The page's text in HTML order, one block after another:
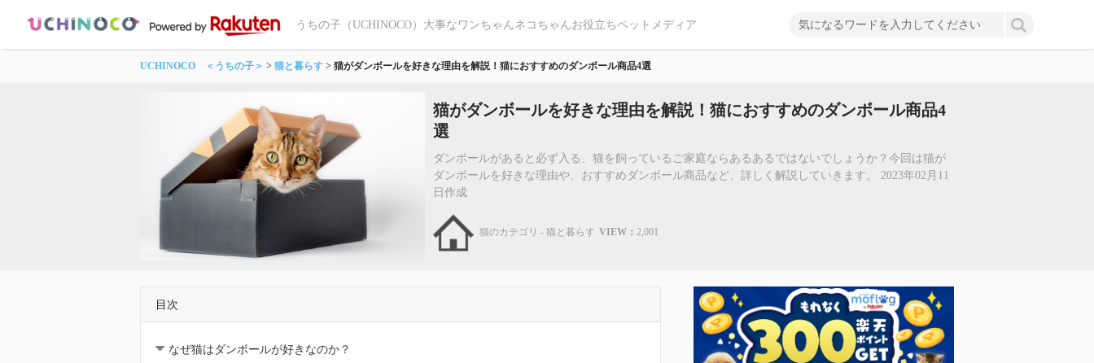
うちの子（UCHINOCO）大事なワンちゃんネコちゃんお役立ちペットメディア
UCHINOCO ＜うちの子＞ 猫と暮らす 猫がダンボールを好きな理由を解説！猫におすすめのダンボール商品4選
猫がダンボールを好きな理由を解説！猫におすすめのダンボール商品4
選
ダンボールがあると必ず入る、猫を飼っているご家庭ならあるあるではないでしょうか？今回は猫が
ダンボールを好きな理由や、おすすめダンボール商品など、詳しく解説していきます。 2023年02月11
日作成
猫のカテゴリ - 猫と暮らす VIEW： 2,001
目次
なぜ猫はダンボールが好きなのか？